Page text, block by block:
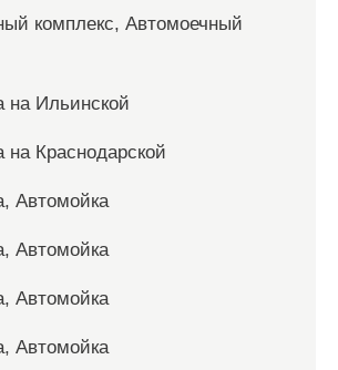
комплекс, Автомоечный
на Ильинской
на Краснодарской
Автомойка
Автомойка
Автомойка
Автомойка